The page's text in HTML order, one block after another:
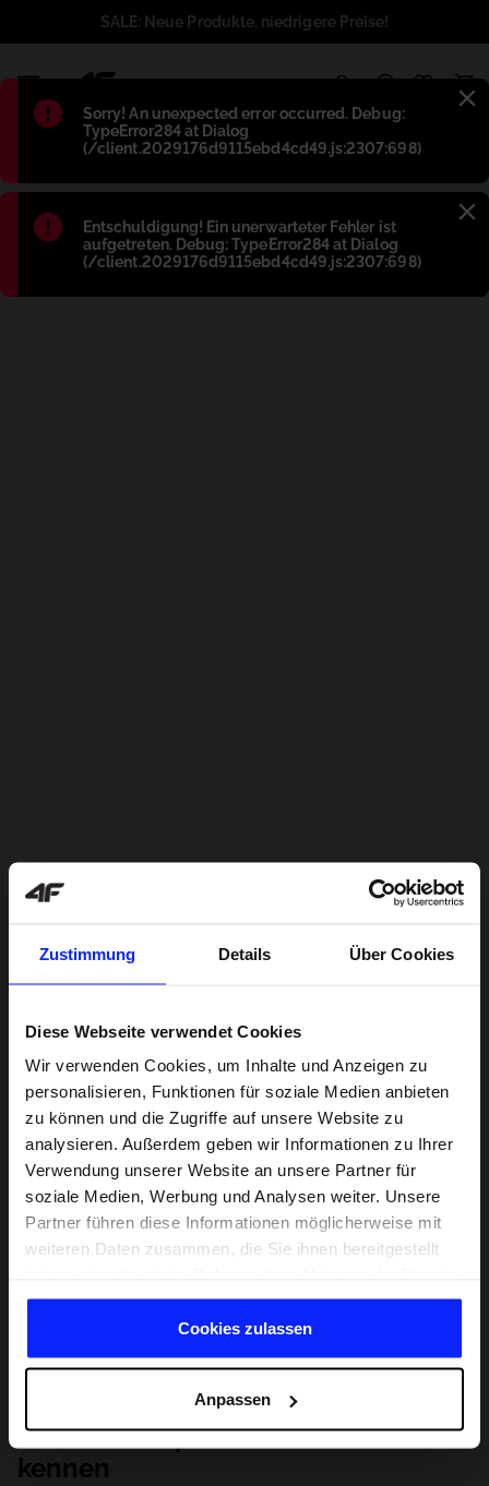
Zustimmung Details Über Cookies
Diese Webseite verwendet Cookies
Wir verwenden Cookies, um Inhalte und Anzeigen zu
personalisieren, Funktionen für soziale Medien anbieten
zu können und die Zugriffe auf unsere Website zu
analysieren. Außerdem geben wir Informationen zu Ihrer
Verwendung unserer Website an unsere Partner für
soziale Medien, Werbung und Analysen weiter. Unsere
Partner führen diese Informationen möglicherweise mit
weiteren Daten zusammen, die Sie ihnen bereitgestellt
gesammelt haben.
Cookies zulassen
Anpassen
Błąd:
Sorry! An unexpected error occurred. Debug:
TypeError284 at Dialog
(/client.2029176d9115ebd4cd49.js:2307:698)
Błąd:
Entschuldigung! Ein unerwarteter Fehler ist
aufgetreten. Debug: TypeError284 at Dialog
(/client.2029176d9115ebd4cd49.js:2307:698)
SALE: Neue Produkte, niedrigere Preise!
Lernen Sie Sport von Grund auf
kennen